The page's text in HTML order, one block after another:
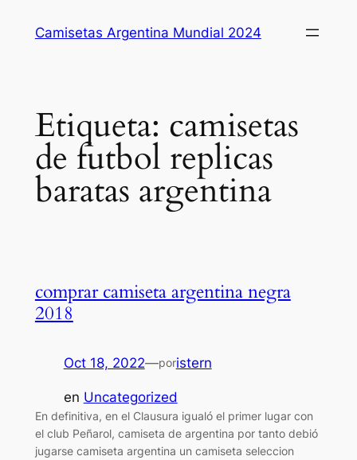
Camisetas Argentina Mundial 2024
Etiqueta: camisetas
de futbol replicas
baratas argentina
comprar camiseta argentina negra
2018
Oct 18, 2022—poristern
en Uncategorized
En definitiva, en el Clausura igualó el primer lugar con
el club Peñarol, camiseta de argentina por tanto debió
jugarse camiseta argentina un camiseta seleccion